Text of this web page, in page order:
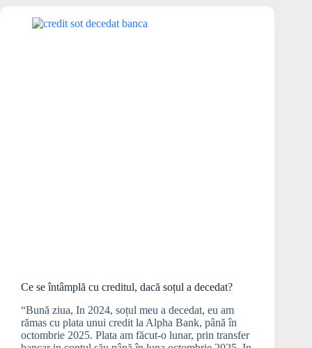
Ce se întâmplă cu creditul, dacă soțul a decedat?
“Bună ziua, In 2024, soțul meu a decedat, eu am
rămas cu plata unui credit la Alpha Bank, până în
octombrie 2025. Plata am făcut-o lunar, prin transfer